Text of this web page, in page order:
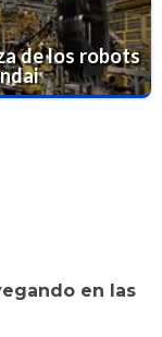
de los robots
en las